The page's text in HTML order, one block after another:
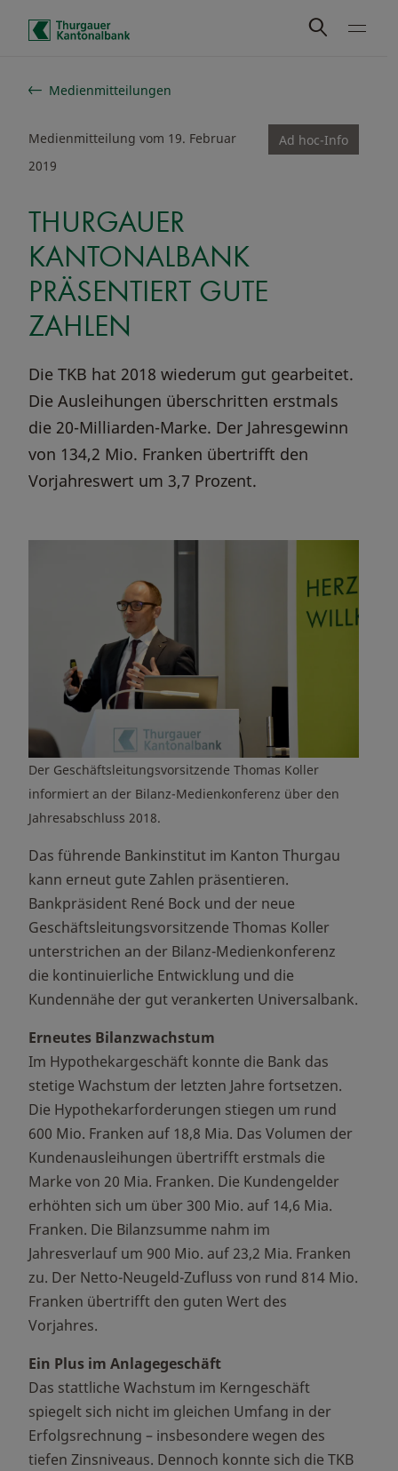
Schnelle Navigation
Medienmitteilungen
Medienmitteilung vom 19. Februar
2019
Ad hoc-Info
THURGAUER
KANTONALBANK
PRÄSENTIERT GUTE
ZAHLEN
Die TKB hat 2018 wiederum gut gearbeitet.
Die Ausleihungen überschritten erstmals
die 20-Milliarden-Marke. Der Jahresgewinn
von 134,2 Mio. Franken übertrifft den
Vorjahreswert um 3,7 Prozent.
Der Geschäftsleitungsvorsitzende Thomas Koller
informiert an der Bilanz-Medienkonferenz über den
Jahresabschluss 2018.
Das führende Bankinstitut im Kanton Thurgau
kann erneut gute Zahlen präsentieren.
Bankpräsident René Bock und der neue
Geschäftsleitungsvorsitzende Thomas Koller
unterstrichen an der Bilanz-Medienkonferenz
die kontinuierliche Entwicklung und die
Kundennähe der gut verankerten Universalbank.
Erneutes Bilanzwachstum
Im Hypothekargeschäft konnte die Bank das
stetige Wachstum der letzten Jahre fortsetzen.
Die Hypothekarforderungen stiegen um rund
600 Mio. Franken auf 18,8 Mia. Das Volumen der
Kundenausleihungen übertrifft erstmals die
Marke von 20 Mia. Franken. Die Kundengelder
erhöhten sich um über 300 Mio. auf 14,6 Mia.
Franken. Die Bilanzsumme nahm im
Jahresverlauf um 900 Mio. auf 23,2 Mia. Franken
zu. Der Netto-Neugeld-Zufluss von rund 814 Mio.
Franken übertrifft den guten Wert des
Vorjahres.
Ein Plus im Anlagegeschäft
Das stattliche Wachstum im Kerngeschäft
spiegelt sich nicht im gleichen Umfang in der
Erfolgsrechnung – insbesondere wegen des
tiefen Zinsniveaus. Dennoch konnte sich die TKB